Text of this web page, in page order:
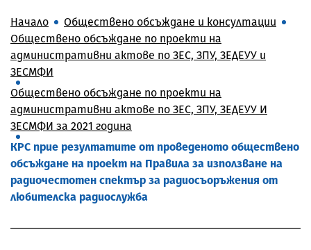
Начало
Обществено обсъждане и консултации
Обществено обсъждане по проекти на
административни актове по ЗЕС, ЗПУ, ЗЕДЕУУ и
ЗЕСМФИ
Обществено обсъждане по проекти на
административни актове по ЗЕС, ЗПУ, ЗЕДЕУУ И
ЗЕСМФИ за 2021 година
КРС прие резултатите от проведеното обществено
обсъждане на проект на Правила за използване на
радиочестотен спектър за радиосъоръжения от
любителска радиослужба